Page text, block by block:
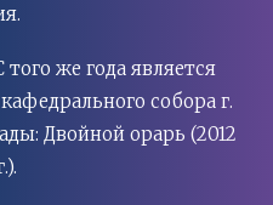
того же года является
собора г.
Двойной орарь (2012